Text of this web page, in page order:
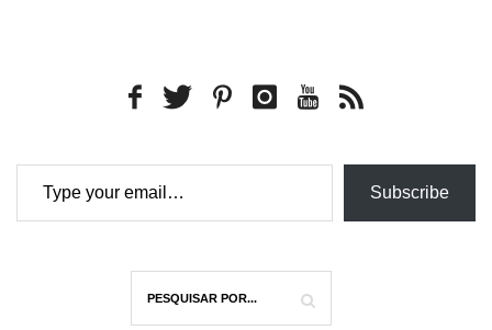
Type your email…
Subscribe